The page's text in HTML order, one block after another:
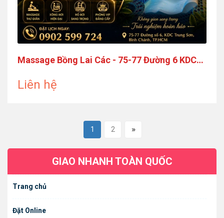
Massage Bồng Lai Các - 75-77 Đường 6 KDC
Liên hệ
1 2
GIAO NHANH TOÀN QUỐC
Trang chủ
Đặt Online